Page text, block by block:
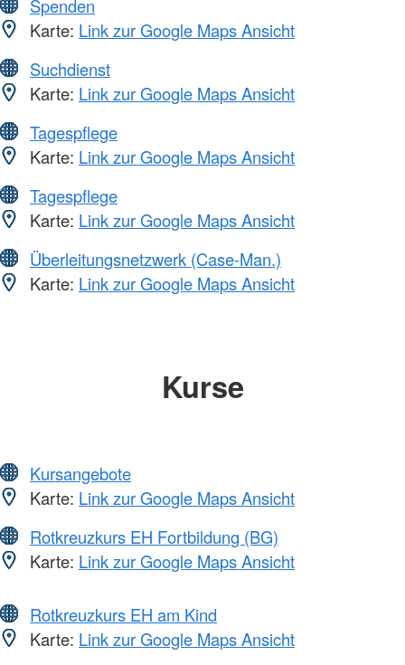
Spenden
Karte: Link zur Google Maps Ansicht
Suchdienst
Karte: Link zur Google Maps Ansicht
Tagespflege
Karte: Link zur Google Maps Ansicht
Tagespflege
Karte: Link zur Google Maps Ansicht
Überleitungsnetzwerk (Case-Man.)
Karte: Link zur Google Maps Ansicht
Kurse
Kursangebote
Karte: Link zur Google Maps Ansicht
Rotkreuzkurs EH Fortbildung (BG)
Karte: Link zur Google Maps Ansicht
Rotkreuzkurs EH am Kind
Karte: Link zur Google Maps Ansicht